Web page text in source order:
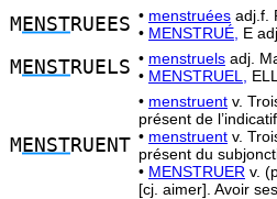
M ENSTRUEES • menstruées adj.f.
• MENSTRUÉ, E
M ENSTRUELS • menstruels adj.
• MENSTRUEL,
M ENSTRUENT
• menstruent v.
présent de
• menstruent v.
présent du
• MENSTRUER v.
[cj. aimer]. Avoir